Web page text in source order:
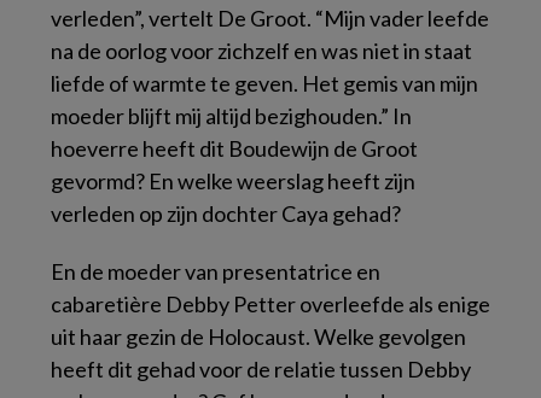
verleden”, vertelt De Groot. “Mijn vader leefde
na de oorlog voor zichzelf en was niet in staat
liefde of warmte te geven. Het gemis van mijn
moeder blijft mij altijd bezighouden.” In
hoeverre heeft dit Boudewijn de Groot
gevormd? En welke weerslag heeft zijn
verleden op zijn dochter Caya gehad?
En de moeder van presentatrice en
cabaretière Debby Petter overleefde als enige
uit haar gezin de Holocaust. Welke gevolgen
heeft dit gehad voor de relatie tussen Debby